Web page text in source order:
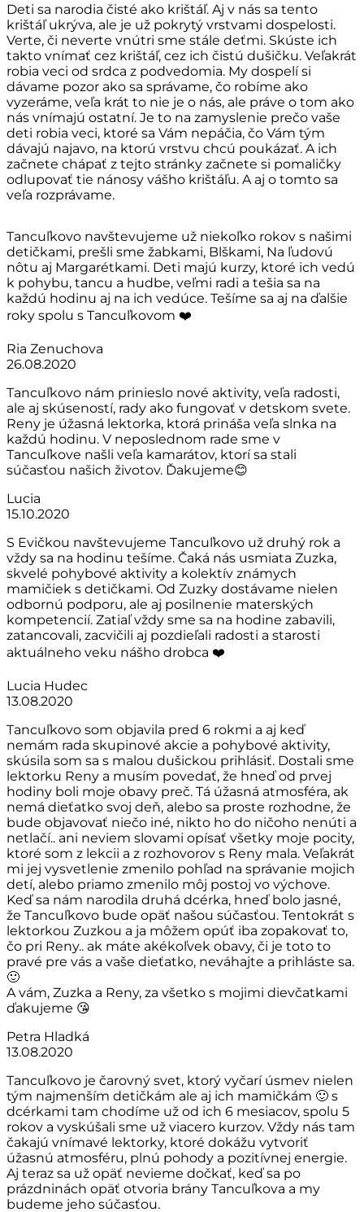
Deti sa narodia čisté ako krištáľ. Aj v nás sa tento
krištáľ ukrýva, ale je už pokrytý vrstvami dospelosti.
Verte, či neverte vnútri sme stále deťmi. Skúste ich
takto vnímať cez krištáľ, cez ich čistú dušičku. Veľakrát
robia veci od srdca z podvedomia. My dospelí si
dávame pozor ako sa správame, čo robíme ako
vyzeráme, veľa krát to nie je o nás, ale práve o tom ako
nás vnímajú ostatní. Je to na zamyslenie prečo vaše
deti robia veci, ktoré sa Vám nepáčia, čo Vám tým
dávajú najavo, na ktorú vrstvu chcú poukázať. A ich
začnete chápať z tejto stránky začnete si pomaličky
odlupovať tie nánosy vášho krištáľu. A aj o tomto sa
veľa rozprávame.
Tancuľkovo navštevujeme už niekoľko rokov s našimi
detičkami, prešli sme žabkami, Blškami, Na ľudovú
nôtu aj Margarétkami. Deti majú kurzy, ktoré ich vedú
k pohybu, tancu a hudbe, veľmi radi a tešia sa na
každú hodinu aj na ich vedúce. Tešíme sa aj na ďalšie
roky spolu s Tancuľkovom ❤️
Ria Zenuchova
26.08.2020
Tancuľkovo nám prinieslo nové aktivity, veľa radosti,
ale aj skúseností, rady ako fungovať v detskom svete.
Reny je úžasná lektorka, ktorá prináša veľa slnka na
každú hodinu. V neposlednom rade sme v
Tancuľkove našli veľa kamarátov, ktorí sa stali
súčasťou našich životov. Ďakujeme😊
Lucia
15.10.2020
S Evičkou navštevujeme Tancuľkovo už druhý rok a
vždy sa na hodinu tešíme. Čaká nás usmiata Zuzka,
skvelé pohybové aktivity a kolektív známych
mamičiek s detičkami. Od Zuzky dostávame nielen
odbornú podporu, ale aj posilnenie materských
kompetencií. Zatiaľ vždy sme sa na hodine zabavili,
zatancovali, zacvičili aj pozdieľali radosti a starosti
aktuálneho veku nášho drobca ❤️
Lucia Hudec
13.08.2020
Tancuľkovo som objavila pred 6 rokmi a aj keď
nemám rada skupinové akcie a pohybové aktivity,
skúsila som sa s malou dušickou prihlásiť. Dostali sme
lektorku Reny a musím povedať, že hneď od prvej
hodiny boli moje obavy preč. Tá úžasná atmosféra, ak
nemá dieťatko svoj deň, alebo sa proste rozhodne, že
bude objavovať niečo iné, nikto ho do ničoho nenúti a
netlačí.. ani neviem slovami opísať všetky moje pocity,
ktoré som z lekcii a z rozhovorov s Reny mala. Veľakrát
mi jej vysvetlenie zmenilo pohľad na správanie mojich
detí, alebo priamo zmenilo môj postoj vo výchove.
Keď sa nám narodila druhá dcérka, hneď bolo jasné,
že Tancuľkovo bude opäť našou súčasťou. Tentokrát s
lektorkou Zuzkou a ja môžem opúť iba zopakovať to,
čo pri Reny.. ak máte akékoľvek obavy, či je toto to
pravé pre vás a vaše dieťatko, neváhajte a prihláste sa.
🙂
A vám, Zuzka a Reny, za všetko s mojimi dievčatkami
ďakujeme 😘
Petra Hladká
13.08.2020
Tancuľkovo je čarovný svet, ktorý vyčarí úsmev nielen
tým najmenším detičkám ale aj ich mamičkám 🙂 s
dcérkami tam chodíme už od ich 6 mesiacov, spolu 5
rokov a vyskúšali sme už viacero kurzov. Vždy nás tam
čakajú vnímavé lektorky, ktoré dokážu vytvoriť
úžasnú atmosféru, plnú pohody a pozitívnej energie.
Aj teraz sa už opäť nevieme dočkať, keď sa po
prázdninách opäť otvoria brány Tancuľkova a my
budeme jeho súčasťou.